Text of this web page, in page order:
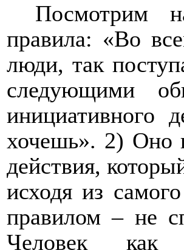
Посмотрим
правила: «Во
люди, так
следующими
инициативного
хочешь». 2) Оно
действия,
исходя из
правилом – не
Человек как